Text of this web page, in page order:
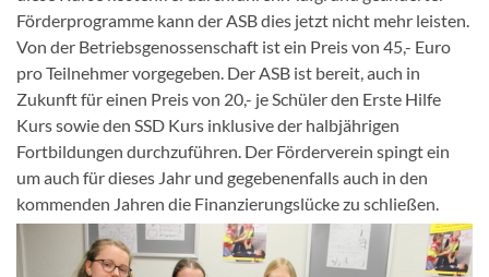
Förderprogramme kann der ASB dies jetzt nicht mehr leisten.
Von der Betriebsgenossenschaft ist ein Preis von 45,- Euro
pro Teilnehmer vorgegeben. Der ASB ist bereit, auch in
Zukunft für einen Preis von 20,- je Schüler den Erste Hilfe
Kurs sowie den SSD Kurs inklusive der halbjährigen
Fortbildungen durchzuführen. Der Förderverein spingt ein
um auch für dieses Jahr und gegebenenfalls auch in den
kommenden Jahren die Finanzierungslücke zu schließen.